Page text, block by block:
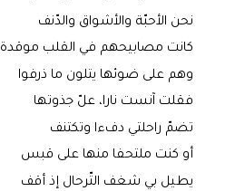
نحن الأحبّة والأشواق والدّنف
كانت مصابيحهم في القلب موقدة
وهم على ضوئها يتلون ما ذرفوا
فقلت آنست نارا، علّ جذوتها
تضمّ راحلتي دفءا وتكتنف
أو كنت ملتحفا منها على قبس
يطيل بي شغف التّرحال إذ أقف